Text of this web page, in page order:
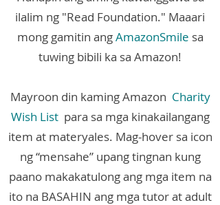
ilalim ng "Read Foundation." Maaari
mong gamitin angAmazonSmile sa
tuwing bibili ka sa Amazon!
Mayroon din kaming Amazon Charity
Wish Listpara sa mga kinakailangang
item at materyales. Mag-hover sa icon
ng “mensahe” upang tingnan kung
paano makakatulong ang mga item na
ito na BASAHIN ang mga tutor at adult